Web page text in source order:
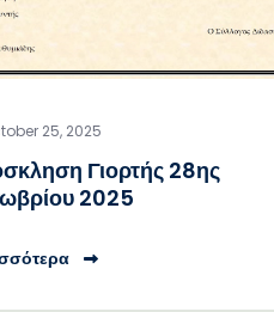
25, 2025
Γιορτής 28ης
2025